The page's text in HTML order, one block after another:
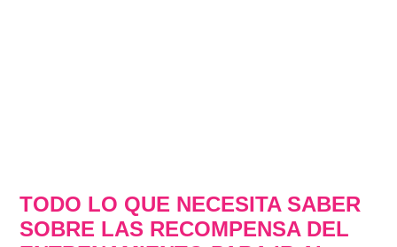
TODO LO QUE NECESITA SABER
SOBRE LAS RECOMPENSA DEL